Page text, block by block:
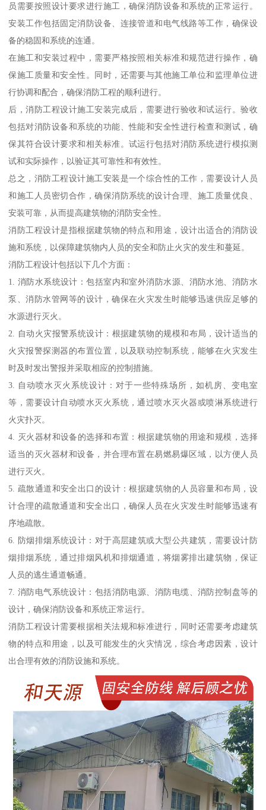
员需要按照设计要求进行施工，确保消防设备和系统的正常运行。
安装工作包括固定消防设备、连接管道和电气线路等工作，确保设
备的稳固和系统的连通。
在施工和安装过程中，需要严格按照相关标准和规范进行操作，确
保施工质量和安全性。同时，还需要与其他施工单位和监理单位进
行协调和配合，确保消防工程的顺利进行。
后，消防工程设计施工安装完成后，需要进行验收和试运行。验收
包括对消防设备和系统的功能、性能和安全性进行检查和测试，确
保其符合设计要求和相关标准。试运行包括对消防系统进行模拟测
试和实际操作，以验证其可靠性和有效性。
总之，消防工程设计施工安装是一个综合性的工作，需要设计人员
和施工人员密切合作，确保消防系统的设计合理、施工质量优良、
安装可靠，从而提高建筑物的消防安全性。
消防工程设计是指根据建筑物的特点和用途，设计出适合的消防设
施和系统，以保障建筑物内人员的安全和防止火灾的发生和蔓延。
消防工程设计包括以下几个方面：
1. 消防水系统设计：包括室内和室外消防水源、消防水池、消防水
泵、消防水管网等的设计，确保在火灾发生时能够迅速供应足够的
水源进行灭火。
2. 自动火灾报警系统设计：根据建筑物的规模和布局，设计适当的
火灾报警探测器的布置位置，以及联动控制系统，能够在火灾发生
时及时发出警报并采取相应的控制措施。
3. 自动喷水灭火系统设计：对于一些特殊场所，如机房、变电室
等，需要设计自动喷水灭火系统，通过喷水灭火器或喷淋系统进行
火灾扑灭。
4. 灭火器材和设备的选择和布置：根据建筑物的用途和规模，选择
适当的灭火器材和设备，并合理布置在易燃易爆区域，以方便人员
进行灭火。
5. 疏散通道和安全出口的设计：根据建筑物的人员容量和布局，设
计合理的疏散通道和安全出口，确保人员在火灾发生时能够迅速有
序地疏散。
6. 防烟排烟系统设计：对于高层建筑或大型公共建筑，需要设计防
烟排烟系统，通过排烟风机和排烟通道，将烟雾排出建筑物，保证
人员的逃生通道畅通。
7. 消防电气系统设计：包括消防电源、消防电缆、消防控制盘等的
设计，确保消防设备和系统正常运行。
消防工程设计需要根据相关法规和标准进行，同时还需要考虑建筑
物的特点和用途，以及可能发生的火灾情况，综合考虑因素，设计
出合理有效的消防设施和系统。